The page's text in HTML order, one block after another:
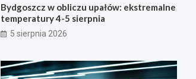
Bydgoszcz w obliczu upałów: ekstremalne
temperatury 4-5 sierpnia
5 sierpnia 2026